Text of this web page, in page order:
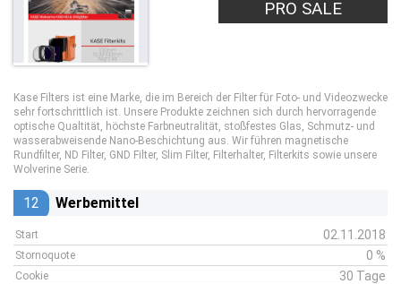
PRO SALE
Kase Filters ist eine Marke, die im Bereich der Filter für Foto- und Videozwecke
sehr fortschrittlich ist. Unsere Produkte zeichnen sich durch hervorragende
optische Qualtität, höchste Farbneutralität, stoßfestes Glas, Schmutz- und
wasserabweisende Nano-Beschichtung aus. Wir führen magnetische
Rundfilter, ND Filter, GND Filter, Slim Filter, Filterhalter, Filterkits sowie unsere
Wolverine Serie.
12 Werbemittel
Start 02.11.2018
Stornoquote 0 %
Cookie 30 Tage